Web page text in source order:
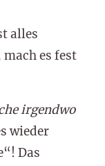
alles
es fest
irgendwo
wieder
Das